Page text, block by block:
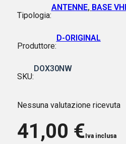
Tipologia:
ANTENNE, BASE
Produttore:
D-ORIGINAL
SKU:
DOX30NW
Nessuna valutazione ricevuta
41,00 € Iva inclusa